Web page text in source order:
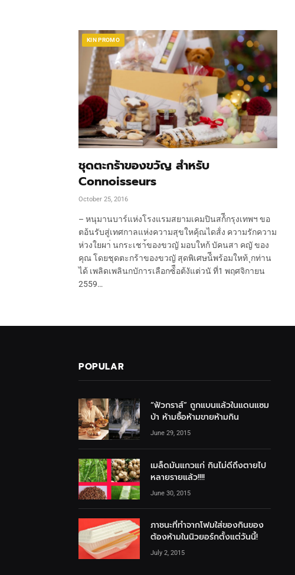
KIN PROMO
ชุดตะกร้าของขวัญ สำหรับ
Connoisseurs
October 25, 2016
– หนุมานบาร์แห่งโรงแรมสยามเคมปินสก้ีกรุงเทพฯ ขอ
ตอ้นรับสู่เทศกาลแห่งความสุขใหคุ้ณไดส้่ง ความรักความ
ห่วงใยผา่ นกระเชา้ของขวญั มอบใหก้ บัคนสา คญั ของ
คุณ โดยชุดตะกร้าของขวญั สุดพิเศษน้ีพร้อมใหท้ ุกท่าน
ได้ เพลิดเพลินกบัการเลือกซ้ือต้งัแต่วนั ที่1 พฤศจิกายน
2559…
POPULAR
“ฟัวกราส์” ถูกแบนแล้วในแดนแซม
บ้า ห้ามซื้อห้ามขายห้ามกิน
June 29, 2015
เมล็ดมันแกวแก่ กินไม่ดีถึงตายไป
หลายรายแล้ว!!!!
June 30, 2015
ภาชนะที่ทำจากโฟมใส่ของกินของ
ต้องห้ามในนิวยอร์กตั้งแต่วันนี้!
July 2, 2015